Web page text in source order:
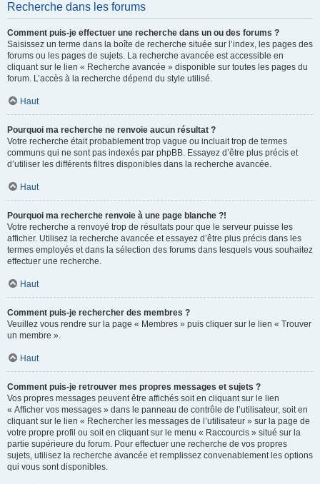
Recherche dans les forums
Comment puis-je effectuer une recherche dans un ou des forums ?
Saisissez un terme dans la boîte de recherche située sur l’index, les pages des
forums ou les pages de sujets. La recherche avancée est accessible en
cliquant sur le lien « Recherche avancée » disponible sur toutes les pages du
forum. L’accès à la recherche dépend du style utilisé.
Haut
Pourquoi ma recherche ne renvoie aucun résultat ?
Votre recherche était probablement trop vague ou incluait trop de termes
communs qui ne sont pas indexés par phpBB. Essayez d’être plus précis et
d’utiliser les différents filtres disponibles dans la recherche avancée.
Haut
Pourquoi ma recherche renvoie à une page blanche ?!
Votre recherche a renvoyé trop de résultats pour que le serveur puisse les
afficher. Utilisez la recherche avancée et essayez d’être plus précis dans les
termes employés et dans la sélection des forums dans lesquels vous souhaitez
effectuer une recherche.
Haut
Comment puis-je rechercher des membres ?
Veuillez vous rendre sur la page « Membres » puis cliquer sur le lien « Trouver
un membre ».
Haut
Comment puis-je retrouver mes propres messages et sujets ?
Vos propres messages peuvent être affichés soit en cliquant sur le lien
« Afficher vos messages » dans le panneau de contrôle de l’utilisateur, soit en
cliquant sur le lien « Rechercher les messages de l’utilisateur » sur la page de
votre propre profil ou soit en cliquant sur le menu « Raccourcis » situé sur la
partie supérieure du forum. Pour effectuer une recherche de vos propres
sujets, utilisez la recherche avancée et remplissez convenablement les options
qui vous sont disponibles.